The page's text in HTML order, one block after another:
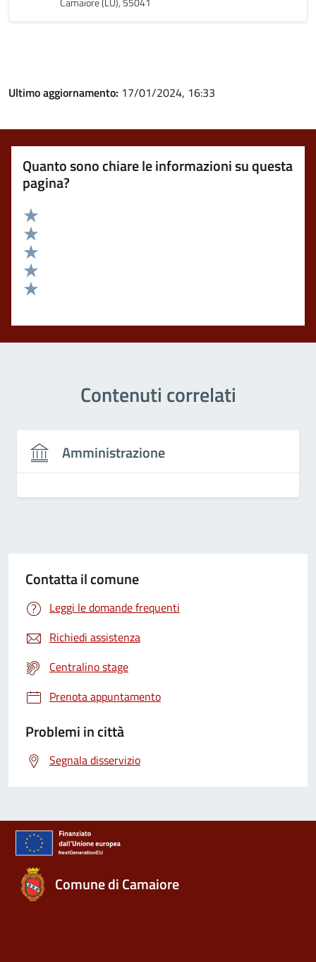
Ultimo aggiornamento: 17/01/2024, 16:33
Quanto sono chiare le informazioni su questa
pagina?
Valuta 5 stelle su 5
Valuta 4 stelle su 5
Valuta 3 stelle su 5
Valuta 2 stelle su 5
Contenuti correlati
Amministrazione
Contatta il comune
Leggi le domande frequenti
Richiedi assistenza
Centralino stage
Prenota appuntamento
Problemi in città
Segnala disservizio
Comune di Camaiore